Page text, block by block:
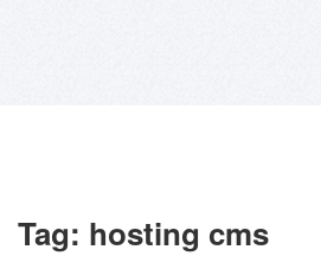
Tag: hosting cms